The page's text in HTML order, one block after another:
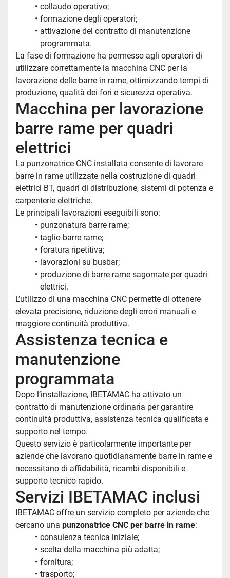
collaudo operativo;
formazione degli operatori;
attivazione del contratto di manutenzione
programmata.
La fase di formazione ha permesso agli operatori di
utilizzare correttamente la macchina CNC per la
lavorazione delle barre in rame, ottimizzando tempi di
produzione, qualità dei fori e sicurezza operativa.
Macchina per lavorazione
barre rame per quadri
elettrici
La punzonatrice CNC installata consente di lavorare
barre in rame utilizzate nella costruzione di quadri
elettrici BT, quadri di distribuzione, sistemi di potenza e
carpenterie elettriche.
Le principali lavorazioni eseguibili sono:
punzonatura barre rame;
taglio barre rame;
foratura ripetitiva;
lavorazioni su busbar;
produzione di barre rame sagomate per quadri
elettrici.
L’utilizzo di una macchina CNC permette di ottenere
elevata precisione, riduzione degli errori manuali e
maggiore continuità produttiva.
Assistenza tecnica e
manutenzione
programmata
Dopo l’installazione, IBETAMAC ha attivato un
contratto di manutenzione ordinaria per garantire
continuità produttiva, assistenza tecnica qualificata e
supporto nel tempo.
Questo servizio è particolarmente importante per
aziende che lavorano quotidianamente barre in rame e
necessitano di affidabilità, ricambi disponibili e
supporto tecnico rapido.
Servizi IBETAMAC inclusi
IBETAMAC offre un servizio completo per aziende che
cercano una punzonatrice CNC per barre in rame:
consulenza tecnica iniziale;
scelta della macchina più adatta;
fornitura;
trasporto;